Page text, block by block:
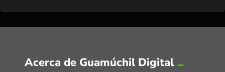
Acerca de Guamúchil Digital